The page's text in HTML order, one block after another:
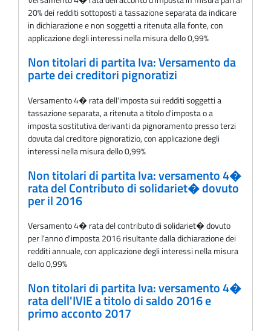
20% dei redditi sottoposti a tassazione separata da indicare
in dichiarazione e non soggetti a ritenuta alla fonte, con
applicazione degli interessi nella misura dello 0,99%
Non titolari di partita Iva: Versamento da
parte dei creditori pignoratizi
Versamento 4� rata dell'imposta sui redditi soggetti a
tassazione separata, a ritenuta a titolo d'imposta o a
imposta sostitutiva derivanti da pignoramento presso terzi
dovuta dal creditore pignoratizio, con applicazione degli
interessi nella misura dello 0,99%
Non titolari di partita Iva: versamento 4�
rata del Contributo di solidariet� dovuto
per il 2016
Versamento 4� rata del contributo di solidariet� dovuto
per l'anno d'imposta 2016 risultante dalla dichiarazione dei
redditi annuale, con applicazione degli interessi nella misura
dello 0,99%
Non titolari di partita Iva: versamento 4�
rata dell'IVIE a titolo di saldo 2016 e
primo acconto 2017